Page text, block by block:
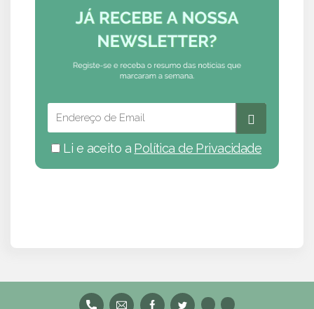
Li e aceito a Política de Privacidade